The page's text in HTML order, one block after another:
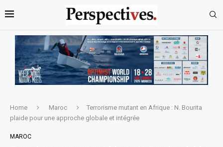
Home Maroc
Terrorisme mutant en Afrique : N. Bourita
plaide pour une approche globale et intégrée
MAROC